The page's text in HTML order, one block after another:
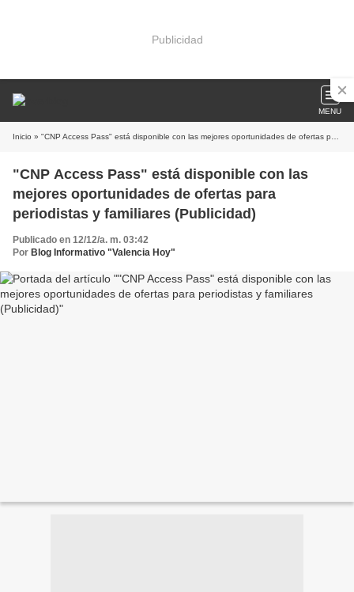
Publicidad
MENU
Inicio » "CNP Access Pass" está disponible con las mejores oportunidades de ofertas para periodistas y familiares (Publicidad)
"CNP Access Pass" está disponible con las
mejores oportunidades de ofertas para
periodistas y familiares (Publicidad)
Publicado en 12/12/a. m. 03:42
Por Blog Informativo "Valencia Hoy"